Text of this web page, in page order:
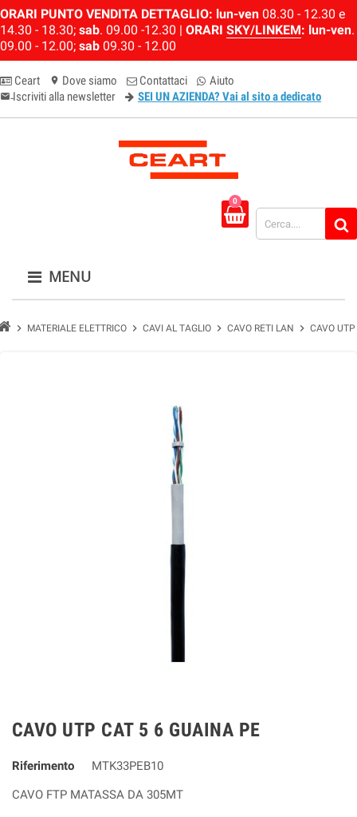
ORARI PUNTO VENDITA DETTAGLIO: lun-ven 08.30 - 12.30 e
14.30 - 18.30; sab. 09.00 -12.30 | ORARI SKY/LINKEM: lun-ven.
09.00 - 12.00; sab 09.30 - 12.00
Ceart location_on Dove siamo Contattaci Aiuto
email-newsletter
Iscriviti alla newsletter SEI UN AZIENDA? Vai al sito a dedicato
0
MENU
chevron_right MATERIALE ELETTRICO chevron_right CAVI AL TAGLIO chevron_right CAVO RETI LAN chevron_right CAVO
CAVO UTP CAT 5 6 GUAINA PE
Riferimento
MTK33PEB10
CAVO FTP MATASSA DA 305MT